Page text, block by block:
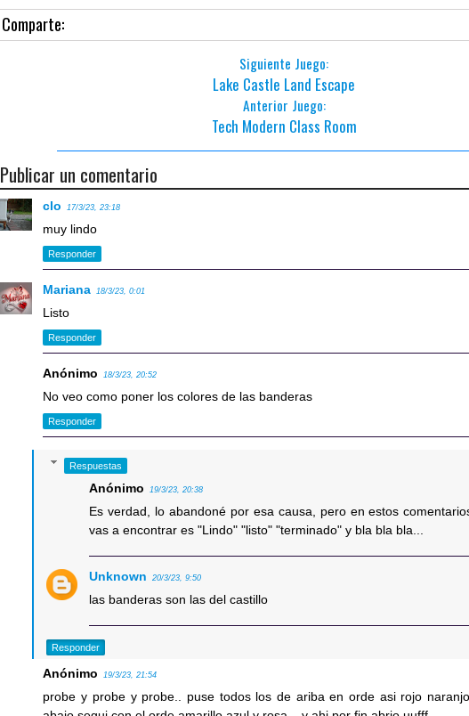
Comparte:
Siguiente Juego:
Lake Castle Land Escape
Anterior Juego:
Tech Modern Class Room
Publicar un comentario
clo 17/3/23, 23:18
muy lindo
Responder
Mariana 18/3/23, 0:01
Listo
Responder
Anónimo 18/3/23, 20:52
No veo como poner los colores de las banderas
Responder
Respuestas
Anónimo 19/3/23, 20:38
Es verdad, lo abandoné por esa causa, pero en estos
vas a encontrar es "Lindo" "listo" "terminado" y bla bla bla...
Unknown 20/3/23, 9:50
las banderas son las del castillo
Responder
Anónimo 19/3/23, 21:54
probe y probe y probe.. puse todos los de ariba en orde asi rojo